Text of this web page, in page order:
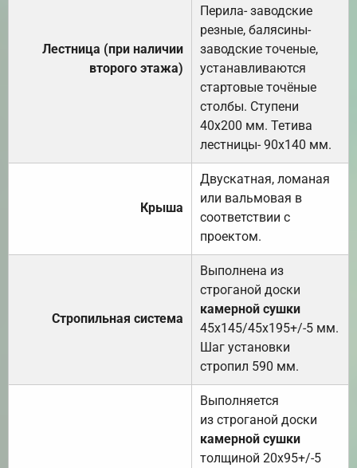
Лестница (при наличии
второго этажа)
Перила- заводские
резные, балясины-
заводские точеные,
устанавливаются
стартовые точёные
столбы. Ступени
40х200 мм. Тетива
лестницы- 90х140 мм.
Крыша
Двускатная, ломаная
или вальмовая в
соответствии с
проектом.
Стропильная система
Выполнена из
строганой доски
камерной сушки
45х145/45х195+/-5 мм.
Шаг установки
стропил 590 мм.
Выполняется
из строганой доски
камерной сушки
толщиной 20х95+/-5